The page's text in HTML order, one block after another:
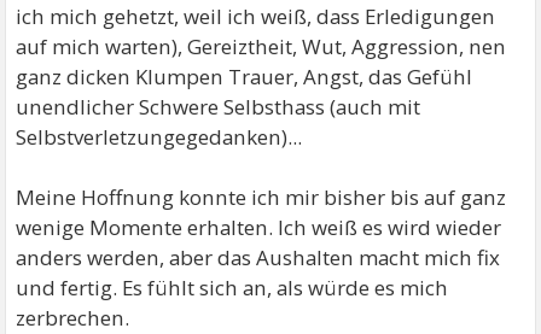
ich mich gehetzt, weil ich weiß, dass Erledigungen
auf mich warten), Gereiztheit, Wut, Aggression, nen
ganz dicken Klumpen Trauer, Angst, das Gefühl
unendlicher Schwere Selbsthass (auch mit
Selbstverletzungegedanken)...
Meine Hoffnung konnte ich mir bisher bis auf ganz
wenige Momente erhalten. Ich weiß es wird wieder
anders werden, aber das Aushalten macht mich fix
und fertig. Es fühlt sich an, als würde es mich
zerbrechen.